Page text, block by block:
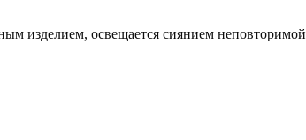
изделием, освещается сиянием неповторимой